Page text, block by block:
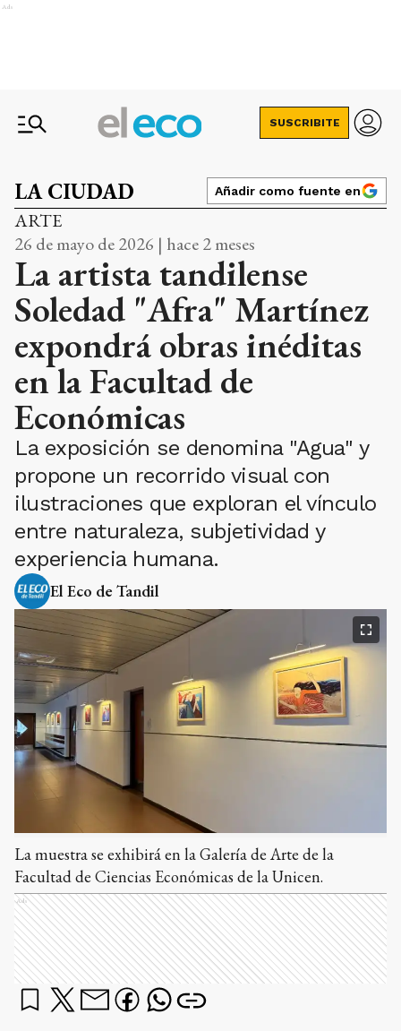
Ads
SUSCRIBITE
LA CIUDAD Añadir como fuente en
ARTE
26 de mayo de 2026 | hace 2 meses
La artista tandilense
Soledad "Afra" Martínez
expondrá obras inéditas
en la Facultad de
Económicas
La exposición se denomina "Agua" y
propone un recorrido visual con
ilustraciones que exploran el vínculo
entre naturaleza, subjetividad y
experiencia humana.
El Eco de Tandil
La muestra se exhibirá en la Galería de Arte de la
Facultad de Ciencias Económicas de la Unicen.
Ads